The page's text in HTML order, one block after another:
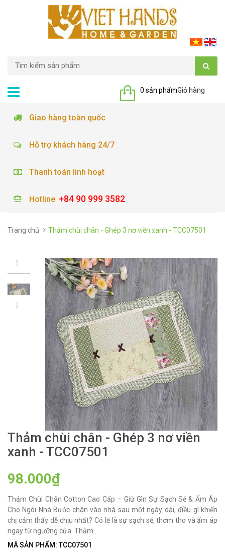
Giỏ hàng
0 sản phẩm
Giao hàng toàn quốc
Hỗ trợ khách hàng 24/7
Thanh toán linh hoạt
Hotline: +84 90 999 3582
Trang chủ Thảm chùi chân - Ghép 3 nơ viền xanh - TCC07501
Thảm chùi chân - Ghép 3 nơ viền
xanh - TCC07501
98.000₫
Thảm Chùi Chân Cotton Cao Cấp – Giữ Gìn Sự Sạch Sẻ & Ấm Áp
Cho Ngôi Nhà Bước chân vào nhà sau một ngày dài, điều gì khiến
chị cảm thấy dễ chịu nhất? Có lẽ là sự sạch sẽ, thơm tho và ấm áp
ngay từ ngưỡng cửa. Thảm...
MÃ SẢN PHẨM: TCC07501